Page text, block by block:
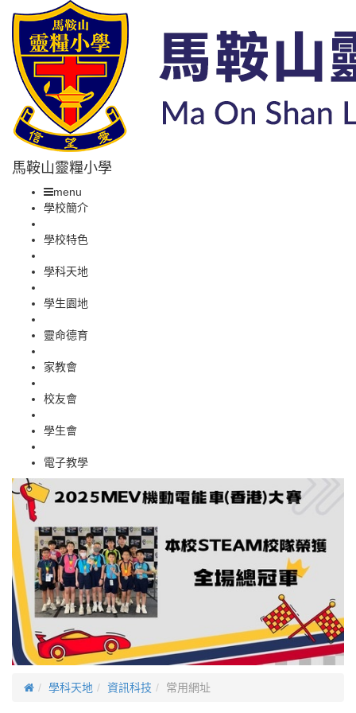
馬鞍山靈糧小學
menu
學校簡介
學校特色
學科天地
學生園地
靈命德育
家教會
校友會
學生會
電子教學
學科天地 資訊科技 常用網址